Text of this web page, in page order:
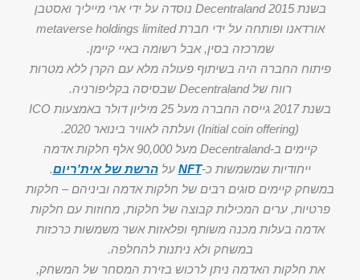
בשנת 2015 Decentraland נוסדה על ידי ארי מייליך ואסטבן
אורדאנו ופותחה על ידי חברת metaverse holdings limited
שמרכזה בסין, אבל רשומה באיי קיימן.
פיתוח החברה היה בשיתוף פעולה מלא עם הקרן ללא מטרות
רווח של Decentraland שבסיסה בקליפורניה.
בשנת 2017 גייסה החברה מעל 25 מיליון דולר באמצעות ICO
(Initial coin offering) ועלתה לאוויר בינואר 2020.
קיימים ב-Decentraland מעל 90,000 אלף חלקות אדמה
ייחודיות שמשמשות כ-NFT עלהרשת של אית'ריום.
במשחק קיימים סוגים רבים של חלקות אדמה וביניהם – חלקות
פרטיות, ערים המכילות קבוצה של חלקות, מחוזות עם חלקות
אדמה בעלות מכנה משותף ופלאזות אשר משמשות כרכזות
במשחק ולא ניתנות להחלפה.
את חלקות האדמה ניתן לרכוש בזירת המסחר של המשחק,